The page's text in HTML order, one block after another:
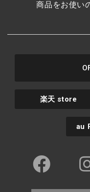
商品をお使い
楽天 store
au